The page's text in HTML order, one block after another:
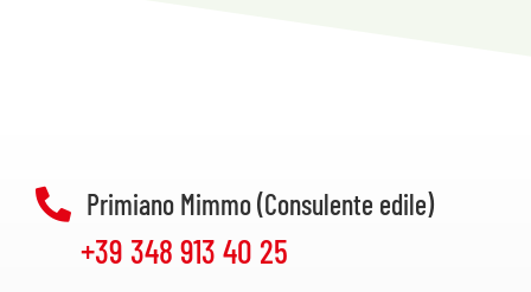
Primiano Mimmo (Consulente edile)
+39 348 913 40 25